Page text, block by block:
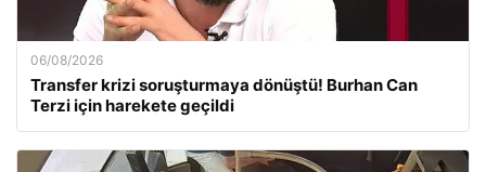
06/08/2026
Transfer krizi soruşturmaya dönüştü! Burhan Can
Terzi için harekete geçildi